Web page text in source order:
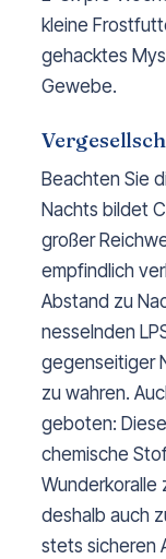
kleine
gehacktes
Gewebe.
Beachten Sie
Nachts bildet
großer
empfindlich
Abstand zu
nesselnden
gegenseitiger
zu wahren.
geboten:
chemische
Wunderkoralle
deshalb auch
stets sicheren